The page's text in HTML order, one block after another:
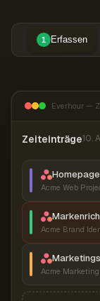
1 Erfassen
Everhour —
Zeiteinträge10.
Acme Web
Acme Brand
Acme Marketing